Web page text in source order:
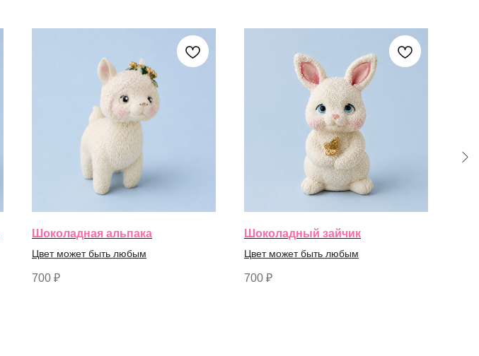
Шоколадная альпака
Цвет может быть любым
700 ₽
Шоколадный зайчик
Цвет может быть любым
700 ₽